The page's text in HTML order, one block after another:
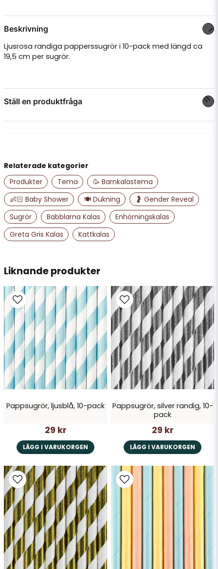
Beskrivning
Ljusrosa randiga papperssugrör i 10-pack med längd ca
19,5 cm per sugrör.
Ställ en produktfråga
name
Namn
email
Mejladress
Ja, ni får publicera min fråga
Skicka fråga
Liknande produkter
Pappsugrör, ljusblå, 10-pack
29 kr
LÄGG I VARUKORGEN
Pappsugrör, silver randig, 10-
pack
29 kr
LÄGG I VARUKORGEN
Relaterade kategorier
Produkter
Tema
🥳 Barnkalastema
👶🏻 Baby Shower
🍽️ Dukning
🤰 Gender Reveal
Sugrör
Babblarna Kalas
Enhörningskalas
Greta Gris Kalas
Kattkalas